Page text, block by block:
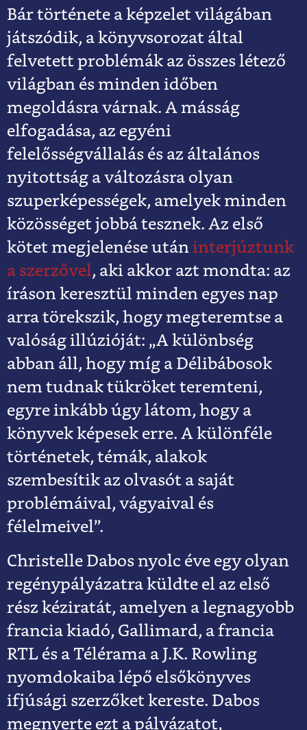
Bár története a képzelet világában
játszódik, a könyvsorozat által
felvetett problémák az összes létező
világban és minden időben
megoldásra várnak. A másság
elfogadása, az egyéni
felelősségvállalás és az általános
nyitottság a változásra olyan
szuperképességek, amelyek minden
közösséget jobbá tesznek. Az első
kötet megjelenése után interjúztunk
a szerzővel, aki akkor azt mondta: az
íráson keresztül minden egyes nap
arra törekszik, hogy megteremtse a
valóság illúzióját: „A különbség
abban áll, hogy míg a Délibábosok
nem tudnak tükröket teremteni,
egyre inkább úgy látom, hogy a
könyvek képesek erre. A különféle
történetek, témák, alakok
szembesítik az olvasót a saját
problémáival, vágyaival és
félelmeivel”.
Christelle Dabos nyolc éve egy olyan
regénypályázatra küldte el az első
rész kéziratát, amelyen a legnagyobb
francia kiadó, Gallimard, a francia
RTL és a Télérama a J.K. Rowling
nyomdokaiba lépő elsőkönyves
ifjúsági szerzőket kereste. Dabos
megnyerte ezt a pályázatot,